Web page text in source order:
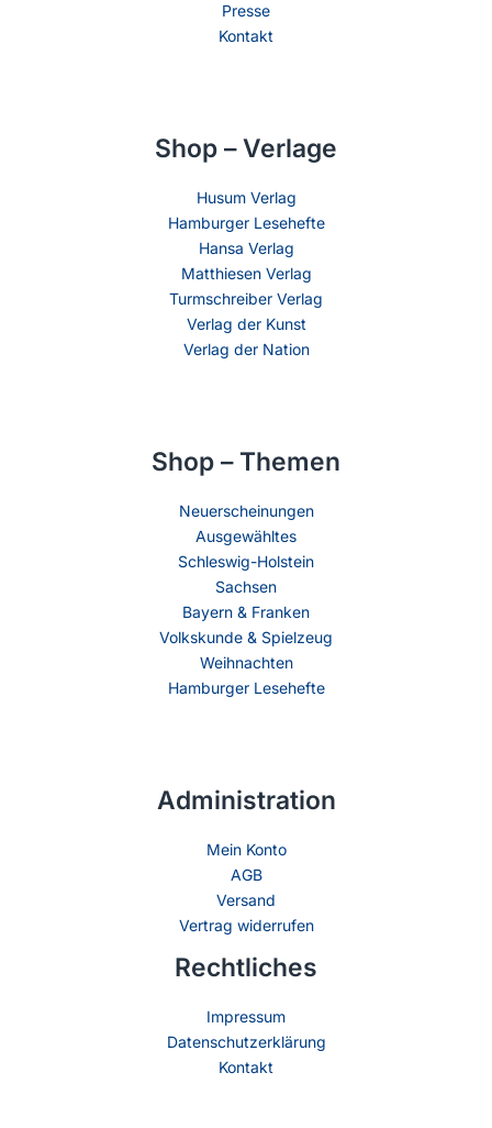
Presse
Kontakt
Shop – Verlage
Husum Verlag
Hamburger Lesehefte
Hansa Verlag
Matthiesen Verlag
Turmschreiber Verlag
Verlag der Kunst
Verlag der Nation
Shop – Themen
Neuerscheinungen
Ausgewähltes
Schleswig-Holstein
Sachsen
Bayern & Franken
Volkskunde & Spielzeug
Weihnachten
Hamburger Lesehefte
Administration
Mein Konto
AGB
Versand
Vertrag widerrufen
Rechtliches
Impressum
Datenschutzerklärung
Kontakt